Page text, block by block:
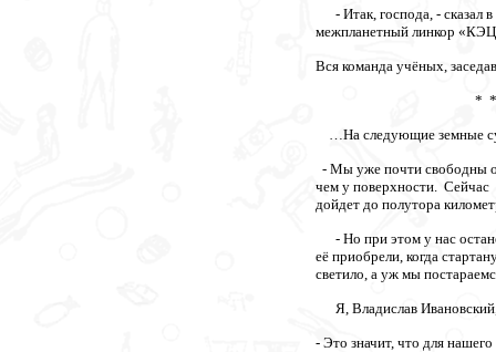
- Итак, господа, - сказал
межпланетный линкор
Вся команда учёных,
* *
…На следующие земные
- Мы уже почти свободны
чем у поверхности. Сейчас
дойдет до полутора
- Но при этом у нас
её приобрели, когда
светило, а уж мы
Я, Владислав
- Это значит, что для